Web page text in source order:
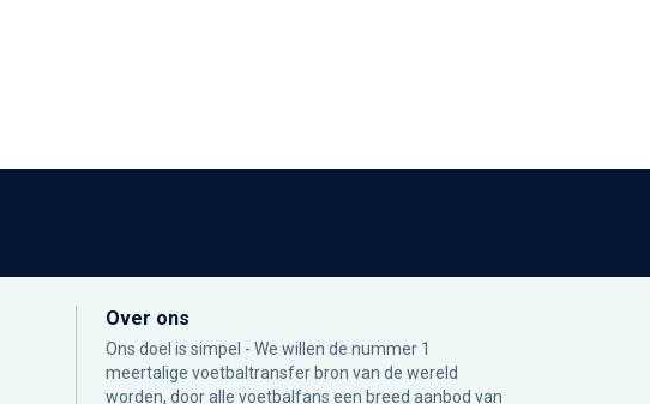
Over ons
Ons doel is simpel - We willen de nummer 1
meertalige voetbaltransfer bron van de wereld
worden, door alle voetbalfans een breed aanbod van